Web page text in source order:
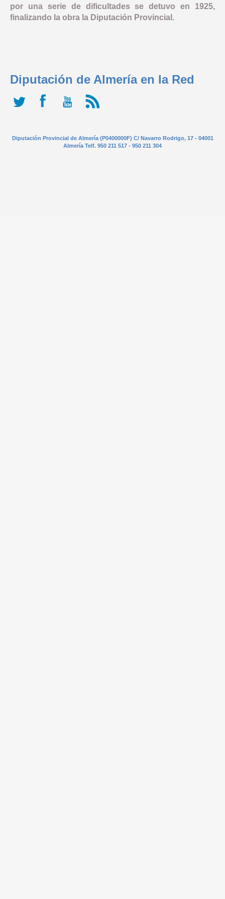
por una serie de dificultades se detuvo en 1925,
finalizando la obra la Diputación Provincial.
Diputación de Almería en la Red
Diputación Provincial de Almería (P0400000F) C/ Navarro Rodrigo, 17 - 04001
Almería Telf. 950 211 517 - 950 211 304